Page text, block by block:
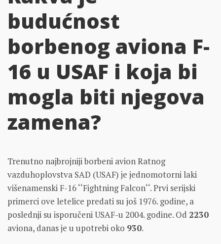
budućnost
borbenog aviona F-
16 u USAF i koja bi
mogla biti njegova
zamena?
Trenutno najbrojniji borbeni avion Ratnog
vazduhoplovstva SAD (USAF) je jednomotorni laki
višenamenski F-16 ‘‘Fightning Falcon‘‘. Prvi serijski
primerci ove letelice predati su još 1976. godine, a
poslednji su isporučeni USAF-u 2004. godine. Od 2230
aviona, danas je u upotrebi oko 930.